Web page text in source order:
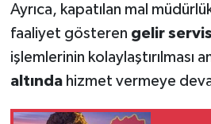
Ayrıca, kapatılan mal
faaliyet gösteren gelir
işlemlerinin kolaylaştırılması
altındahizmet vermeye